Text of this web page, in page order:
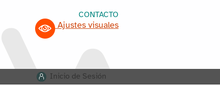
CONTACTO
Ajustes visuales
Inicio de Sesión